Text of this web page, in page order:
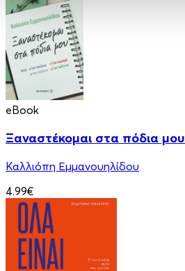
eBook
Ξαναστέκομαι στα πόδια μου
Καλλιόπη Εμμανουηλίδου
4.99€